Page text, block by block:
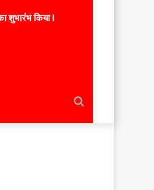
शुभारंभ किया l